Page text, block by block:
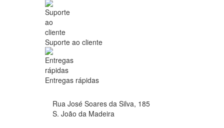
Suporte ao cliente
Entregas rápidas
Rua José Soares da Silva, 185
S. João da Madeira